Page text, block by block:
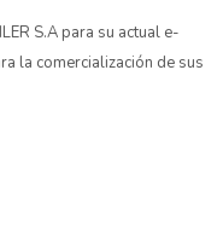
S.A para su actual e-
la comercialización de sus